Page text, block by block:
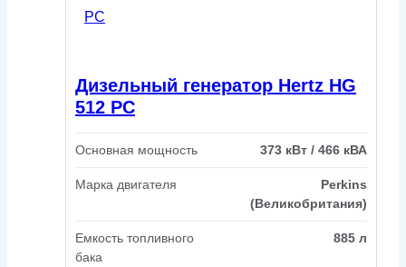
Дизельный генератор Hertz HG
512 PC
Основная мощность 373 кВт / 466 кВА
Марка двигателя
Perkins
(Великобритания)
Емкость топливного
бака
885 л